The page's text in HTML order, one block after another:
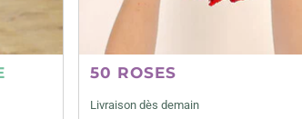
50 ROSES
Livraison dès demain